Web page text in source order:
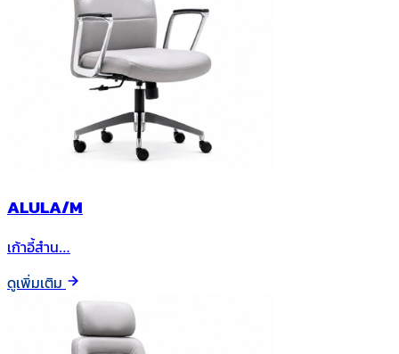
ALULA/M
เก้าอี้สำน…
ดูเพิ่มเติม